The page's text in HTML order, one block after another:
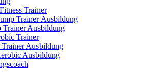
Trainer
Trainer Ausbildung
Ausbildung
Trainer
Ausbildung
Ausbildung